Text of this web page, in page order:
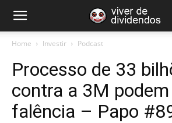
Home Investir Podcast
Processo de 33
contra a 3M
falência – Papo